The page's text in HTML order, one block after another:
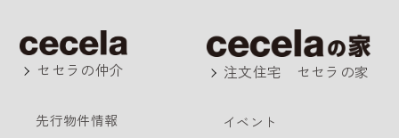
セセラの仲介
先行物件情報
注文住宅 セセラの家
イベント